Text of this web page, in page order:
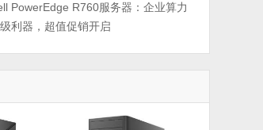
PowerEdge R760服务器：企业算力
利器，超值促销开启